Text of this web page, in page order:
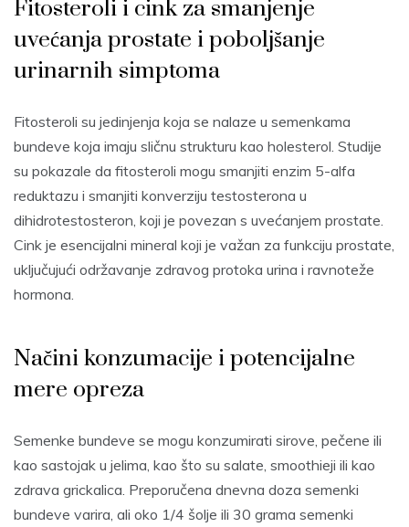
Fitosteroli i cink za smanjenje
uvećanja prostate i poboljšanje
urinarnih simptoma
Fitosteroli su jedinjenja koja se nalaze u semenkama
bundeve koja imaju sličnu strukturu kao holesterol. Studije
su pokazale da fitosteroli mogu smanjiti enzim 5-alfa
reduktazu i smanjiti konverziju testosterona u
dihidrotestosteron, koji je povezan s uvećanjem prostate.
Cink je esencijalni mineral koji je važan za funkciju prostate,
uključujući održavanje zdravog protoka urina i ravnoteže
hormona.
Načini konzumacije i potencijalne
mere opreza
Semenke bundeve se mogu konzumirati sirove, pečene ili
kao sastojak u jelima, kao što su salate, smoothieji ili kao
zdrava grickalica. Preporučena dnevna doza semenki
bundeve varira, ali oko 1/4 šolje ili 30 grama semenki